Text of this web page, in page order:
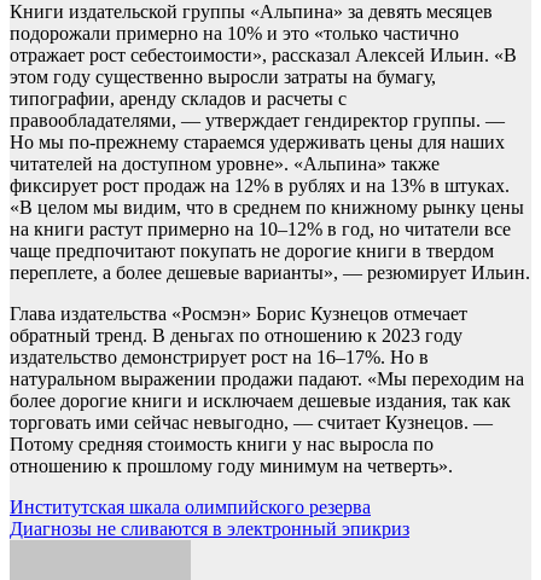
Книги издательской группы «Альпина» за девять месяцев
подорожали примерно на 10% и это «только частично
отражает рост себестоимости», рассказал Алексей Ильин. «В
этом году существенно выросли затраты на бумагу,
типографии, аренду складов и расчеты с
правообладателями, — утверждает гендиректор группы. —
Но мы по-прежнему стараемся удерживать цены для наших
читателей на доступном уровне». «Альпина» также
фиксирует рост продаж на 12% в рублях и на 13% в штуках.
«В целом мы видим, что в среднем по книжному рынку цены
на книги растут примерно на 10–12% в год, но читатели все
чаще предпочитают покупать не дорогие книги в твердом
переплете, а более дешевые варианты», — резюмирует Ильин.
Глава издательства «Росмэн» Борис Кузнецов отмечает
обратный тренд. В деньгах по отношению к 2023 году
издательство демонстрирует рост на 16–17%. Но в
натуральном выражении продажи падают. «Мы переходим на
более дорогие книги и исключаем дешевые издания, так как
торговать ими сейчас невыгодно, — считает Кузнецов. —
Потому средняя стоимость книги у нас выросла по
отношению к прошлому году минимум на четверть».
Навигация
по
Институтская шкала олимпийского резерва
Диагнозы не сливаются в электронный эпикриз